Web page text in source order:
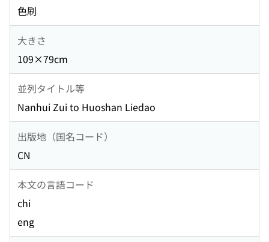
色刷
大きさ
109×79cm
並列タイトル等
Nanhui Zui to Huoshan Liedao
出版地（国名コード）
CN
本文の言語コード
chi
eng